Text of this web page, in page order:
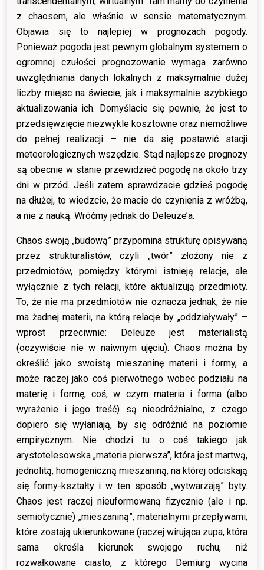
z chaosem, ale właśnie w sensie matematycznym.
Objawia się to najlepiej w prognozach pogody.
Ponieważ pogoda jest pewnym globalnym systemem o
ogromnej czułości prognozowanie wymaga zarówno
uwzględniania danych lokalnych z maksymalnie dużej
liczby miejsc na świecie, jak i maksymalnie szybkiego
aktualizowania ich. Domyślacie się pewnie, że jest to
przedsięwzięcie niezwykle kosztowne oraz niemożliwe
do pełnej realizacji – nie da się postawić stacji
meteorologicznych wszędzie. Stąd najlepsze prognozy
są obecnie w stanie przewidzieć pogodę na około trzy
dni w przód. Jeśli zatem sprawdzacie gdzieś pogodę
na dłużej, to wiedzcie, że macie do czynienia z wróżbą,
a nie z nauką. Wróćmy jednak do Deleuze’a.
Chaos swoją „budową” przypomina strukturę opisywaną
przez strukturalistów, czyli „twór” złożony nie z
przedmiotów, pomiędzy którymi istnieją relacje, ale
wyłącznie z tych relacji, które aktualizują przedmioty.
To, że nie ma przedmiotów nie oznacza jednak, że nie
ma żadnej materii, na którą relacje by „oddziaływały” –
wprost przeciwnie: Deleuze jest materialistą
(oczywiście nie w naiwnym ujęciu). Chaos można by
określić jako swoistą mieszaninę materii i formy, a
może raczej jako coś pierwotnego wobec podziału na
materię i formę, coś, w czym materia i forma (albo
wyrażenie i jego treść) są nieodróżnialne, z czego
dopiero się wyłaniają, by się odróżnić na poziomie
empirycznym. Nie chodzi tu o coś takiego jak
arystotelesowska „materia pierwsza”, która jest martwą,
jednolitą, homogeniczną mieszaniną, na której odciskają
się formy-kształty i w ten sposób „wytwarzają” byty.
Chaos jest raczej nieuformowaną fizycznie (ale i np.
semiotycznie) „mieszaniną”, materialnymi przepływami,
które zostają ukierunkowane (raczej wirująca zupa, która
sama określa kierunek swojego ruchu, niż
rozwałkowane ciasto, z którego Demiurg wycina